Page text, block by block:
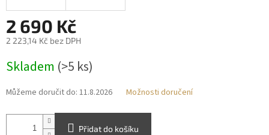
2 690 Kč
2 223,14 Kč bez DPH
cena:
Skladem (>5 ks)
Můžeme doručit do: 11.8.2026 Možnosti doručení
Přidat do košíku